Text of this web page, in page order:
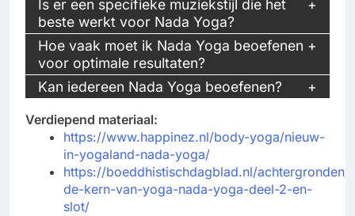
Is er een specifieke muziekstijl die het
beste werkt voor Nada Yoga?
Hoe vaak moet ik Nada Yoga beoefenen
voor optimale resultaten?
Kan iedereen Nada Yoga beoefenen?
Verdiepend materiaal:
https://www.happinez.nl/body-yoga/nieuw-
in-yogaland-nada-yoga/
https://boeddhistischdagblad.nl/achtergronden/
de-kern-van-yoga-nada-yoga-deel-2-en-
slot/